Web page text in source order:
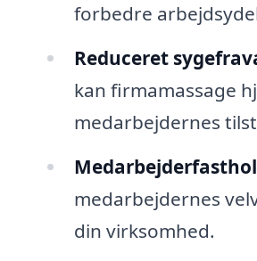
forbedre
Reduceret
kan firmamassage
medarbejdernes
medarbejdernes
din virksomhed.